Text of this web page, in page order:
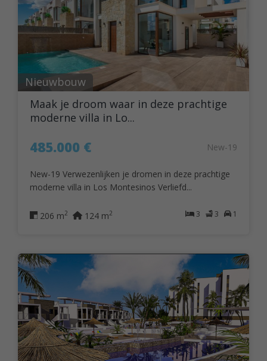
Nieuwbouw
Maak je droom waar in deze prachtige
moderne villa in Lo...
485.000 € New-19
New-19 Verwezenlijken je dromen in deze prachtige
moderne villa in Los Montesinos Verliefd...
3 3 1
206 m2 124 m2